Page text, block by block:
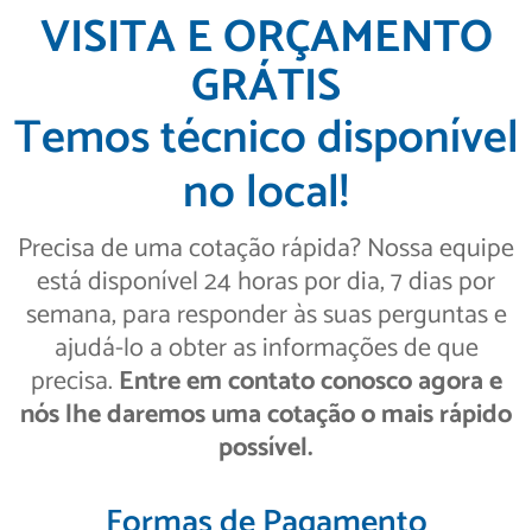
VISITA E ORÇAMENTO
GRÁTIS
Temos técnico disponível
no local!
Precisa de uma cotação rápida? Nossa equipe
está disponível 24 horas por dia, 7 dias por
semana, para responder às suas perguntas e
ajudá-lo a obter as informações de que
precisa. Entre em contato conosco agora e
nós lhe daremos uma cotação o mais rápido
possível.